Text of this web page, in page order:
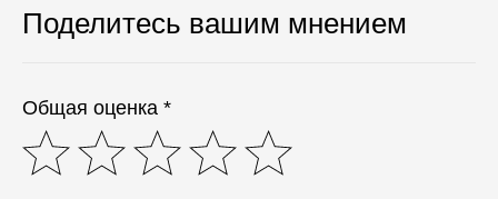
Поделитесь вашим мнением
Общая оценка *